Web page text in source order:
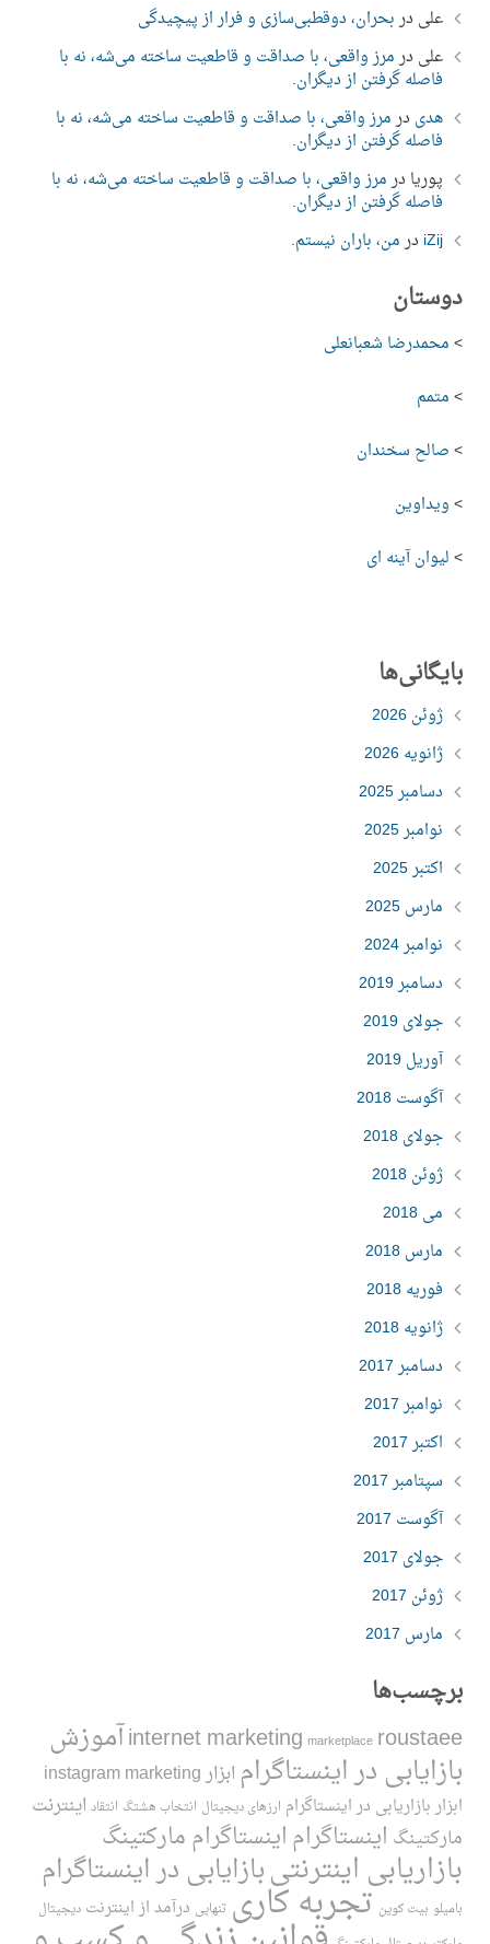
علی دربحران، دوقطبی‌سازی و فرار از پیچیدگی
علی درمرز واقعی، با صداقت و قاطعیت ساخته می‌شه، نه با
فاصله گرفتن از دیگران.
هدی درمرز واقعی، با صداقت و قاطعیت ساخته می‌شه، نه با
فاصله گرفتن از دیگران.
پوریا درمرز واقعی، با صداقت و قاطعیت ساخته می‌شه، نه با
فاصله گرفتن از دیگران.
iZij درمن، باران نیستم.
دوستان
>محمدرضا شعبانعلی
>متمم
>صالح سخندان
>ویداوین
>لیوان آینه ای
بایگانی‌ها
ژوئن 2026
ژانویه 2026
دسامبر 2025
نوامبر 2025
اکتبر 2025
مارس 2025
نوامبر 2024
دسامبر 2019
جولای 2019
آوریل 2019
آگوست 2018
جولای 2018
ژوئن 2018
می 2018
مارس 2018
فوریه 2018
ژانویه 2018
دسامبر 2017
نوامبر 2017
اکتبر 2017
سپتامبر 2017
آگوست 2017
جولای 2017
ژوئن 2017
مارس 2017
برچسب‌ها
internet marketing marketplace roustaee آموزش
بازایابی در اینستاگرام ابزار instagram marketing
ابزار بازاریابی در اینستاگرام ارزهای دیجیتال انتخاب هشتگ انتقاد اینترنت
مارکتینگ اینستاگراماینستاگرام مارکتینگ
بازاریابی اینترنتیبازایابی در اینستاگرام
بامیلو بیت کوین تجربه کاری تنهایی درآمد از اینترنت دیجیتال